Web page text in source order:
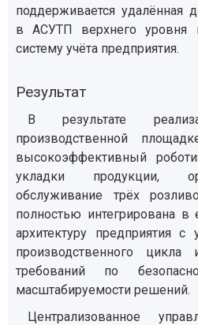
поддерживается удалённая
в АСУТП верхнего уровня
систему учёта предприятия.
Результат
В результате
производственной
высокоэффективный
укладки продукции,
обслуживание трёх
полностью интегрирована в
архитектуру предприятия с
производственного
требований по
масштабируемости решений.
Централизованное